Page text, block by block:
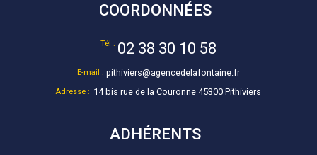
COORDONNÉES
Tél : 02 38 30 10 58
E-mail : pithiviers@agencedelafontaine.fr
Adresse : 14 bis rue de la Couronne 45300 Pithiviers
ADHÉRENTS